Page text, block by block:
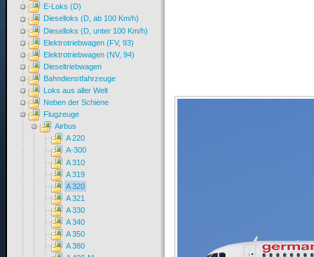
E-Loks (D)
Dieselloks (D, ab 100 Km/h)
Dieselloks (D, unter 100 Km/h)
Elektrotriebwagen (FV, 93)
Elektrotriebwagen (NV, 94)
Dieseltriebwagen
Bahndienstfahrzeuge
Loks aus aller Welt
Neben der Schiene
Flugzeuge
Airbus
A 220
A-300
A 310
A 319
A 320
A 321
A 330
A 340
A 350
A 380